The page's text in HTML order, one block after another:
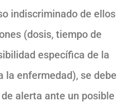
indiscriminado de ellos
(dosis, tiempo de
específica de la
la enfermedad), se debe
alerta ante un posible